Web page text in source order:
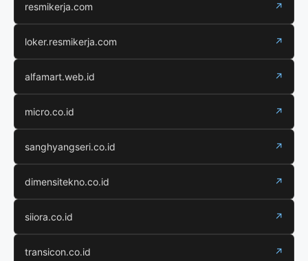
resmikerja.com ↗
loker.resmikerja.com ↗
alfamart.web.id ↗
micro.co.id ↗
sanghyangseri.co.id ↗
dimensitekno.co.id ↗
siiora.co.id ↗
transicon.co.id ↗